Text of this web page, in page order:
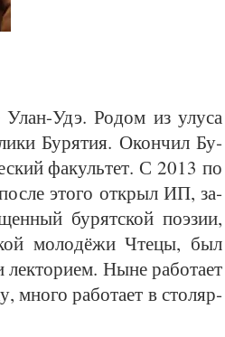
Удэ. Ро­дом из улу­са
Бу­ря­тия. Окон­чил Бу­
фа­куль­тет. С 2013 по
это­го от­крыл ИП, за­
бу­рят­ской по­э­зии,
мо­ло­дёжи Чте­цы, был
Ны­не ра­бо­та­ет
мно­го ра­бо­та­ет в сто­ляр­